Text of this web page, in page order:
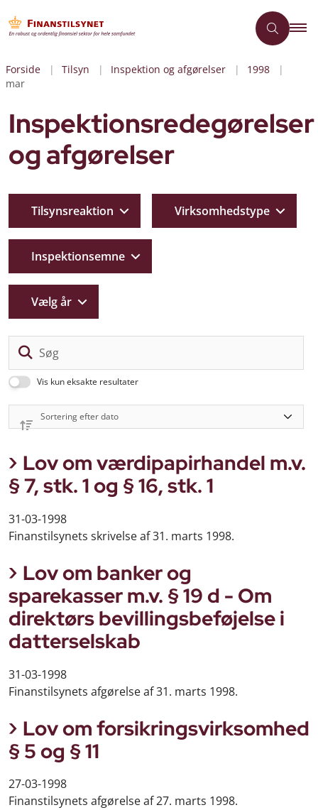
Forside Tilsyn Inspektion og afgørelser
1998
mar
Inspektionsredegørelser
og afgørelser
Vis kun eksakte resultater
Tilsynsreaktion Virksomhedstype
Inspektionsemne
Vælg år
Lov om værdipapirhandel m.v.
§ 7, stk. 1 og § 16, stk. 1
31-03-1998
Finanstilsynets skrivelse af 31. marts 1998.
Lov om banker og
sparekasser m.v. § 19 d - Om
direktørs bevillingsbeføjelse i
datterselskab
31-03-1998
Finanstilsynets afgørelse af 31. marts 1998.
Lov om forsikringsvirksomhed
§ 5 og § 11
27-03-1998
Finanstilsynets afgørelse af 27. marts 1998.